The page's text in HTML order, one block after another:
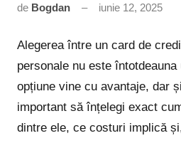
de Bogdan iunie 12, 2025
Alegerea între un card de
personale nu este
opțiune vine cu avantaje, dar
important să înțelegi exact
dintre ele, ce costuri implică